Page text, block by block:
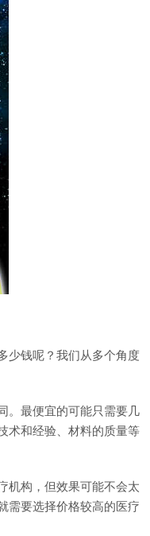
少钱呢？我们从多个角度
。最便宜的可能只需要几
术和经验、材料的质量等
机构，但效果可能不会太
需要选择价格较高的医疗